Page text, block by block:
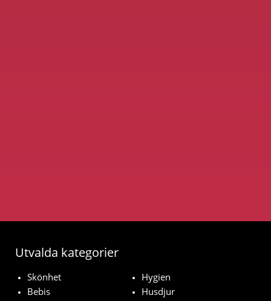
Utvalda kategorier
Skönhet
Hygien
Bebis
Husdjur